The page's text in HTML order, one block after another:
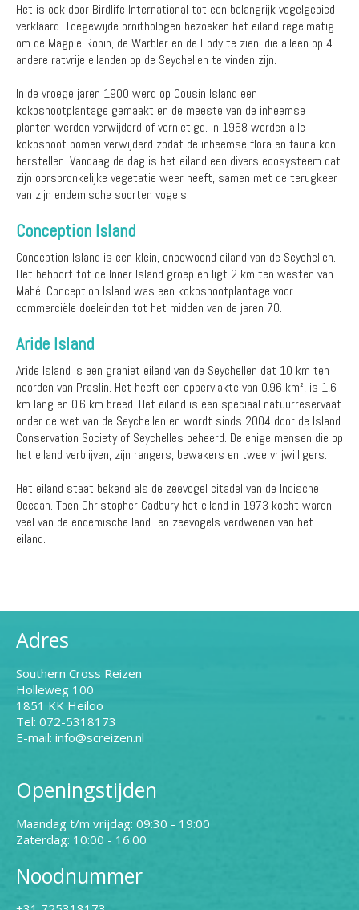
Het is ook door Birdlife International tot een belangrijk vogelgebied
verklaard. Toegewijde ornithologen bezoeken het eiland regelmatig
om de Magpie-Robin, de Warbler en de Fody te zien, die alleen op 4
andere ratvrije eilanden op de Seychellen te vinden zijn.
In de vroege jaren 1900 werd op Cousin Island een
kokosnootplantage gemaakt en de meeste van de inheemse
planten werden verwijderd of vernietigd. In 1968 werden alle
kokosnoot bomen verwijderd zodat de inheemse flora en fauna kon
herstellen. Vandaag de dag is het eiland een divers ecosysteem dat
zijn oorspronkelijke vegetatie weer heeft, samen met de terugkeer
van zijn endemische soorten vogels.
Conception Island
Conception Island is een klein, onbewoond eiland van de Seychellen.
Het behoort tot de Inner Island groep en ligt 2 km ten westen van
Mahé. Conception Island was een kokosnootplantage voor
commerciële doeleinden tot het midden van de jaren 70.
Aride Island
Aride Island is een graniet eiland van de Seychellen dat 10 km ten
noorden van Praslin. Het heeft een oppervlakte van 0.96 km², is 1,6
km lang en 0,6 km breed. Het eiland is een speciaal natuurreservaat
onder de wet van de Seychellen en wordt sinds 2004 door de Island
Conservation Society of Seychelles beheerd. De enige mensen die op
het eiland verblijven, zijn rangers, bewakers en twee vrijwilligers.
Het eiland staat bekend als de zeevogel citadel van de Indische
Oceaan. Toen Christopher Cadbury het eiland in 1973 kocht waren
veel van de endemische land- en zeevogels verdwenen van het
eiland.
Adres
Southern Cross Reizen
Holleweg 100
1851 KK Heiloo
Tel: 072-5318173
E-mail: info@screizen.nl
Openingstijden
Maandag t/m vrijdag: 09:30 - 19:00
Zaterdag: 10:00 - 16:00
Noodnummer